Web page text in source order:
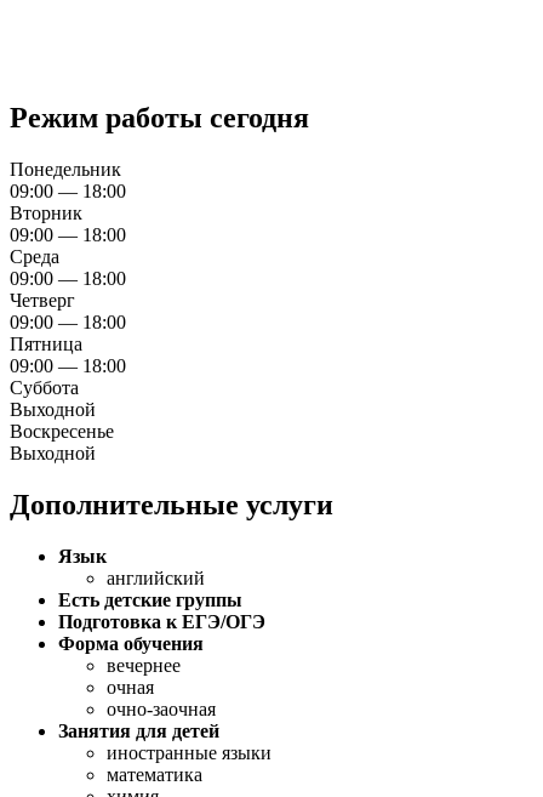
Режим работы сегодня
Понедельник
09:00 — 18:00
Вторник
09:00 — 18:00
Среда
09:00 — 18:00
Четверг
09:00 — 18:00
Пятница
09:00 — 18:00
Суббота
Выходной
Воскресенье
Выходной
Дополнительные услуги
Язык
английский
Есть детские группы
Подготовка к ЕГЭ/ОГЭ
Форма обучения
вечернее
очная
очно-заочная
Занятия для детей
иностранные языки
математика